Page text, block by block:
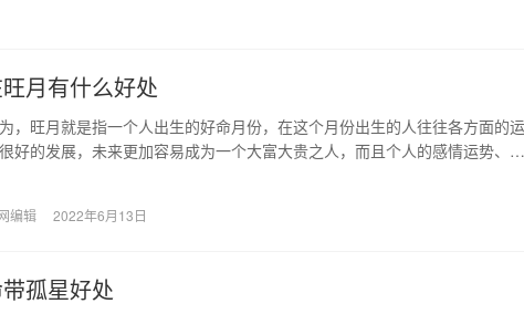
月有什么好处
，旺月就是指一个人出生的好命月份，在这个月份出生的人往往各方面的运
好的发展，未来更加容易成为一个大富大贵之人，而且个人的感情运势、贵
编辑 2022年6月13日
孤星好处